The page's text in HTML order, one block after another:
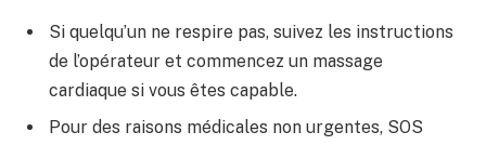
Si quelqu’un ne respire pas, suivez les instructions
de l’opérateur et commencez un massage
cardiaque si vous êtes capable.
Pour des raisons médicales non urgentes, SOS